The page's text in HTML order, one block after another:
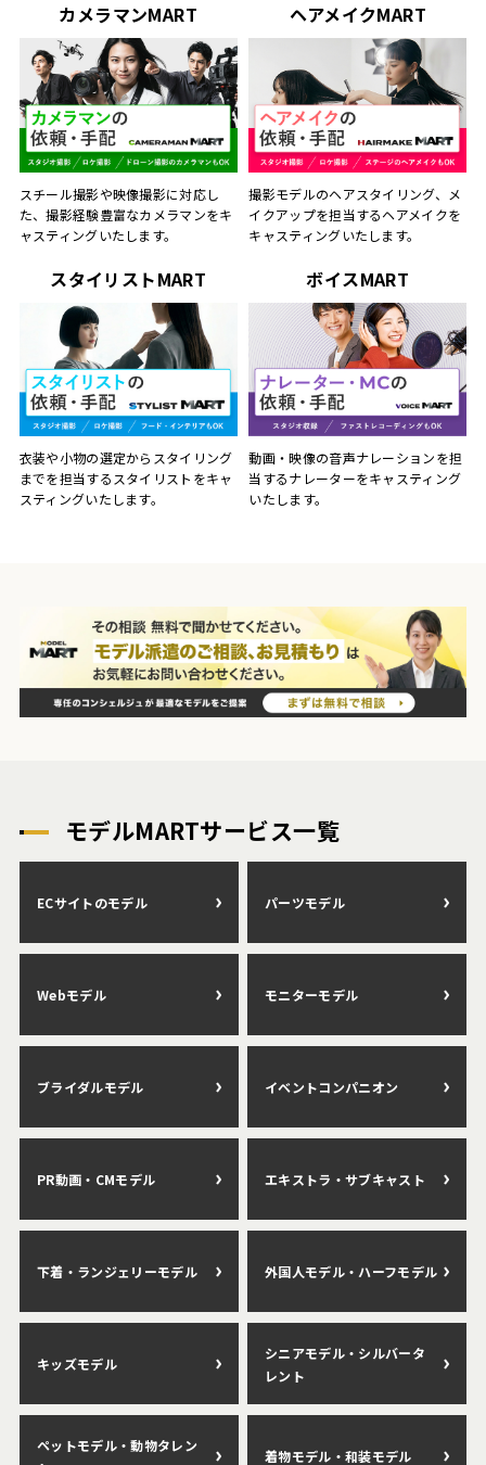
カメラマンMART
スチール撮影や映像撮影に対応し
た、撮影経験豊富なカメラマンをキ
ャスティングいたします。
ヘアメイクMART
撮影モデルのヘアスタイリング、メ
イクアップを担当するヘアメイクを
キャスティングいたします。
スタイリストMART
衣装や小物の選定からスタイリング
までを担当するスタイリストをキャ
スティングいたします。
ボイスMART
動画・映像の音声ナレーションを担
当するナレーターをキャスティング
いたします。
モデルMARTサービス一覧
ECサイトのモデル パーツモデル
Webモデル モニターモデル
ブライダルモデル イベントコンパニオン
PR動画・CMモデル エキストラ・サブキャスト
下着・ランジェリーモデル 外国人モデル・ハーフモデル
キッズモデル
シニアモデル・シルバータ
レント
ペットモデル・動物タレン
着物モデル・和装モデル